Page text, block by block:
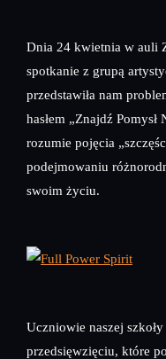
Dnia 24 kwietnia w auli
spotkanie z grupą
przedstawiła nam
hasłem „Znajdź
rozumie pojęcia
podejmowaniu
swoim życiu.
Uczniowie naszej
przedsięwzięciu, które